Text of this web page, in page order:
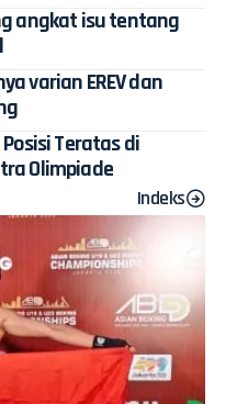
angkat isu tentang
varian EREV dan
Teratas di
Olimpiade
Indeks